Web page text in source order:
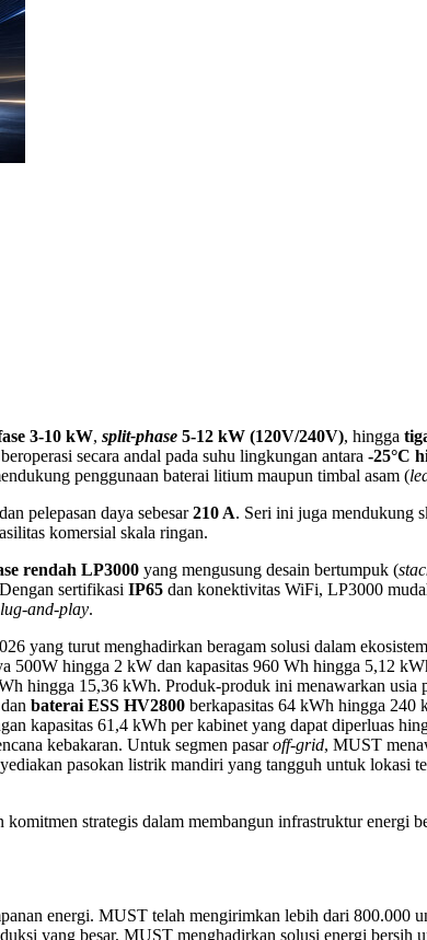
3-10 kW, split-phase 5-12 kW (120V/240V), hingga
secara andal pada suhu lingkungan antara -25°C
penggunaan baterai litium maupun timbal asam (
pelepasan daya sebesar210 A. Seri ini juga mendukung
komersial skala ringan.
rendah LP3000 yang mengusung desain bertumpuk (
sertifikasi IP65 dan konektivitas WiFi, LP3000
and-play.
turut menghadirkan beragam solusi dalam
500W hingga 2 kW dan kapasitas 960 Wh hingga 5,12
hingga 15,36 kWh. Produk-produk ini menawarkan
baterai ESS HV2800 berkapasitas 64 kWh hingga 240
kapasitas 61,4 kWh per kabinet yang dapat diperluas
kebakaran. Untuk segmen pasaroff-grid, MUST
pasokan listrik mandiri yang tangguh untuk lokasi
strategis dalam membangun infrastruktur energi
energi. MUST telah mengirimkan lebih dari 800.000
yang besar, MUST menghadirkan solusi energi bersih